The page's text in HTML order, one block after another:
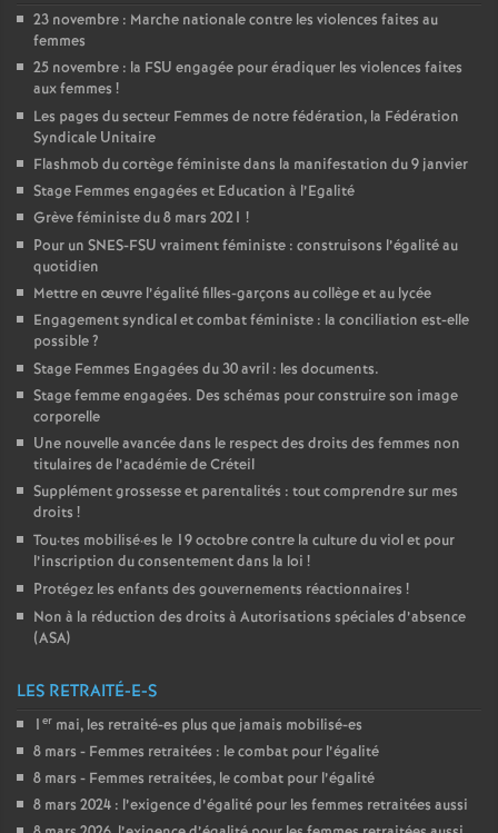
23 novembre : Marche nationale contre les violences faites au
femmes
25 novembre : la FSU engagée pour éradiquer les violences faites
aux femmes !
Les pages du secteur Femmes de notre fédération, la Fédération
Syndicale Unitaire
Flashmob du cortège féministe dans la manifestation du 9 janvier
Stage Femmes engagées et Education à l’Egalité
Grève féministe du 8 mars 2021 !
Pour un SNES-FSU vraiment féministe : construisons l’égalité au
quotidien
Mettre en œuvre l’égalité filles-garçons au collège et au lycée
Engagement syndical et combat féministe : la conciliation est-elle
possible?
Stage Femmes Engagées du 30 avril : les documents.
Stage femme engagées. Des schémas pour construire son image
corporelle
Une nouvelle avancée dans le respect des droits des femmes non
titulaires de l’académie de Créteil
Supplément grossesse et parentalités : tout comprendre sur mes
droits !
Tou·tes mobilisé·es le 19 octobre contre la culture du viol et pour
l’inscription du consentement dans la loi !
Protégez les enfants des gouvernements réactionnaires !
Non à la réduction des droits à Autorisations spéciales d’absence
(ASA)
LES RETRAITÉ-E-S
1 er mai, les retraité-es plus que jamais mobilisé-es
8 mars - Femmes retraitées : le combat pour l’égalité
8 mars - Femmes retraitées, le combat pour l’égalité
8 mars 2024 : l’exigence d’égalité pour les femmes retraitées aussi